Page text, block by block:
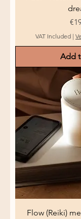
VAT Included |
Add
Flow (Reiki)